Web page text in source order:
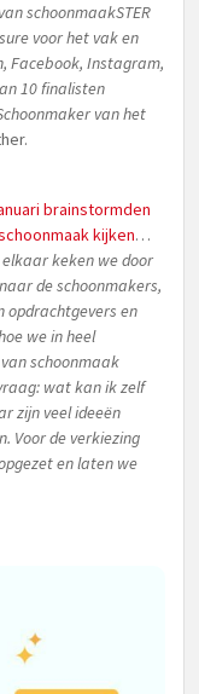
schoonmaakSTER
voor het vak en
Facebook, Instagram,
10 finalisten
van het
brainstormden
kijken…
keken we door
de schoonmakers,
opdrachtgevers en
we in heel
schoonmaak
wat kan ik zelf
zijn veel ideeën
Voor de verkiezing
en laten we